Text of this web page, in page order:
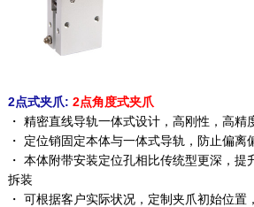
2点式夹爪:2点角度式夹爪
・ 精密直线导轨一体式设计，高刚性，高精
・ 定位销固定本体与一体式导轨，防止偏离
・ 本体附带安装定位孔相比传统型更深，提
拆装
・ 可根据客户实际状况，定制夹爪初始位